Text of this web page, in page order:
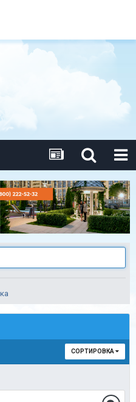
СОРТИРОВКА